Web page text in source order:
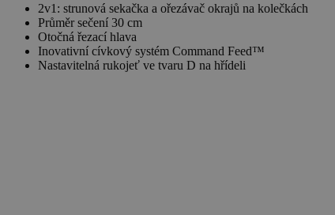
2v1: strunová sekačka a ořezávač okrajů na kolečkách
Průměr sečení 30 cm
Otočná řezací hlava
Inovativní cívkový systém Command Feed™
Nastavitelná rukojeť ve tvaru D na hřídeli